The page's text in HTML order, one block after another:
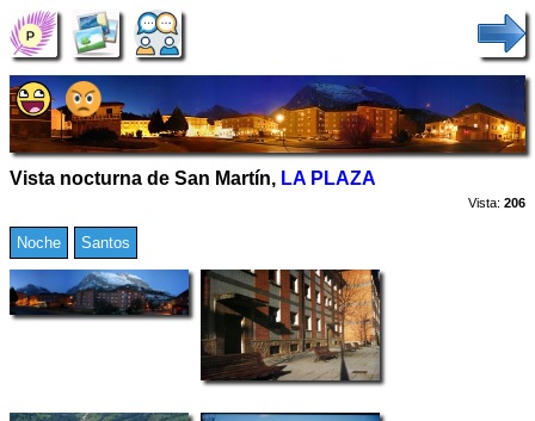
Vista nocturna de San Martín, LA PLAZA
Vista: 206
Noche Santos